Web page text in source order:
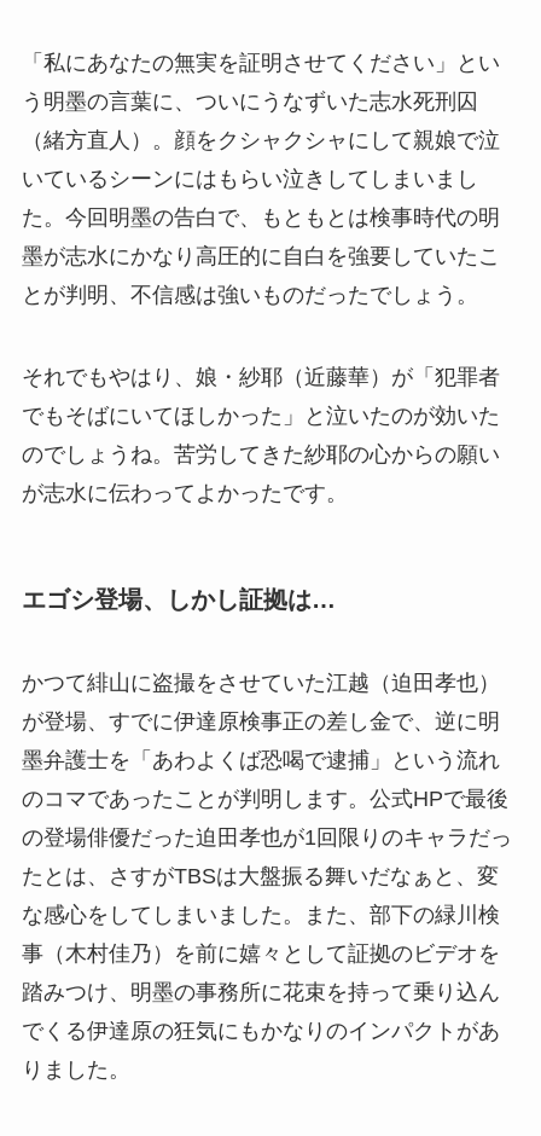
「私にあなたの無実を証明させてください」とい
う明墨の言葉に、ついにうなずいた志水死刑囚
（緒方直人）。顔をクシャクシャにして親娘で泣
いているシーンにはもらい泣きしてしまいまし
た。今回明墨の告白で、もともとは検事時代の明
墨が志水にかなり高圧的に自白を強要していたこ
とが判明、不信感は強いものだったでしょう。
それでもやはり、娘・紗耶（近藤華）が「犯罪者
でもそばにいてほしかった」と泣いたのが効いた
のでしょうね。苦労してきた紗耶の心からの願い
が志水に伝わってよかったです。
エゴシ登場、しかし証拠は…
かつて緋山に盗撮をさせていた江越（迫田孝也）
が登場、すでに伊達原検事正の差し金で、逆に明
墨弁護士を「あわよくば恐喝で逮捕」という流れ
のコマであったことが判明します。公式HPで最後
の登場俳優だった迫田孝也が1回限りのキャラだっ
たとは、さすがTBSは大盤振る舞いだなぁと、変
な感心をしてしまいました。また、部下の緑川検
事（木村佳乃）を前に嬉々として証拠のビデオを
踏みつけ、明墨の事務所に花束を持って乗り込ん
でくる伊達原の狂気にもかなりのインパクトがあ
りました。